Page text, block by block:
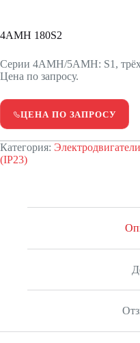
4АМН 180S2
Серии 4АМН/5АМН: S1,
Цена по запросу.
ЦЕНА ПО ЗАПРОСУ
Категория:
(IP23)